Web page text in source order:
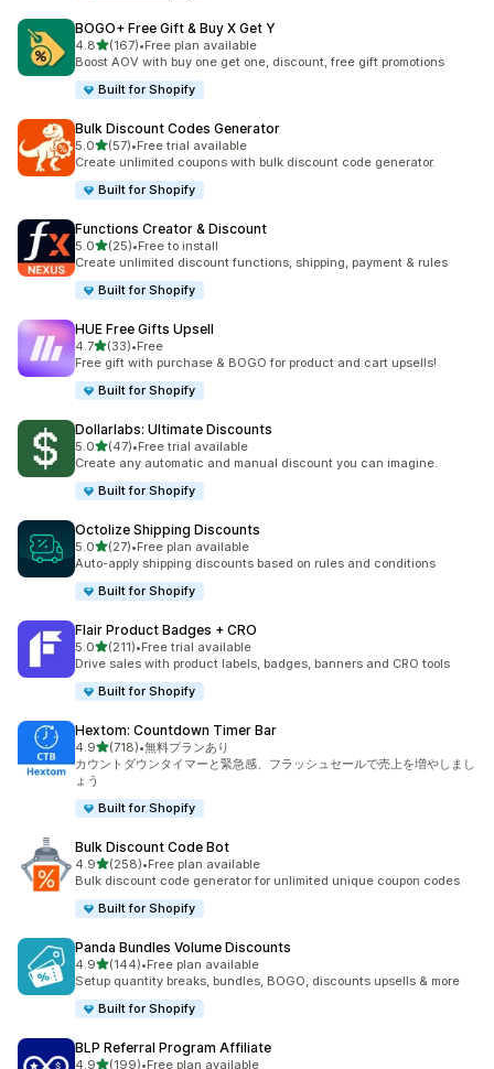
BOGO+ Free Gift & Buy X Get Y
4.85つ星中
(167)
合計レビュー数：167件
•Free plan available
Boost AOV with buy one get one, discount, free gift promotions
Built for Shopify
Bulk Discount Codes Generator
5.05つ星中
(57)
合計レビュー数：57件
•Free trial available
Create unlimited coupons with bulk discount code generator.
Built for Shopify
Functions Creator & Discount
5.05つ星中
(25)
合計レビュー数：25件
•Free to install
Create unlimited discount functions, shipping, payment & rules
Built for Shopify
HUE Free Gifts Upsell
4.75つ星中
(33)
合計レビュー数：33件
•Free
Free gift with purchase & BOGO for product and cart upsells!
Built for Shopify
Dollarlabs: Ultimate Discounts
5.05つ星中
(47)
合計レビュー数：47件
•Free trial available
Create any automatic and manual discount you can imagine.
Built for Shopify
Octolize Shipping Discounts
5.05つ星中
(27)
合計レビュー数：27件
•Free plan available
Auto-apply shipping discounts based on rules and conditions
Built for Shopify
Flair Product Badges + CRO
5.05つ星中
(211)
合計レビュー数：211件
•Free trial available
Drive sales with product labels, badges, banners and CRO tools
Built for Shopify
Hextom: Countdown Timer Bar
4.95つ星中
(718)
合計レビュー数：718件
•無料プランあり
カウントダウンタイマーと緊急感、フラッシュセールで売上を増やしまし
ょう
Built for Shopify
Bulk Discount Code Bot
4.95つ星中
(258)
合計レビュー数：258件
•Free plan available
Bulk discount code generator for unlimited unique coupon codes
Built for Shopify
Panda Bundles Volume Discounts
4.95つ星中
(144)
合計レビュー数：144件
•Free plan available
Setup quantity breaks, bundles, BOGO, discounts upsells & more
Built for Shopify
BLP Referral Program Affiliate
4.95つ星中
(199)•Free plan available